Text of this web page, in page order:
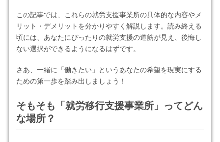
この記事では、これらの就労支援事業所の具体的な内容やメ
リット・デメリットを分かりやすく解説します。読み終える
頃には、あなたにぴったりの就労支援の道筋が見え、後悔し
ない選択ができるようになるはずです。
さあ、一緒に「働きたい」というあなたの希望を現実にする
ための第一歩を踏み出しましょう！
そもそも「就労移行支援事業所」ってどん
な場所？